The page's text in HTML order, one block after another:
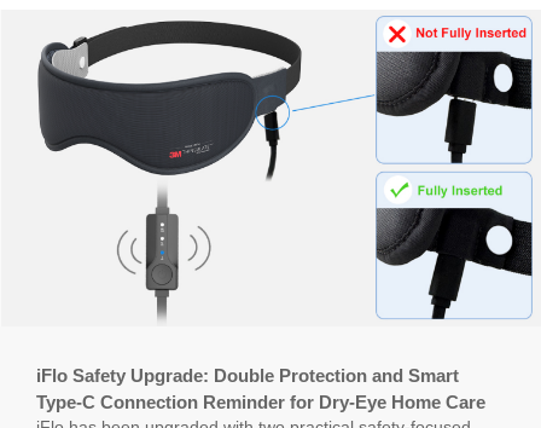
iFlo Safety Upgrade: Double Protection and Smart
Type-C Connection Reminder for Dry-Eye Home Care